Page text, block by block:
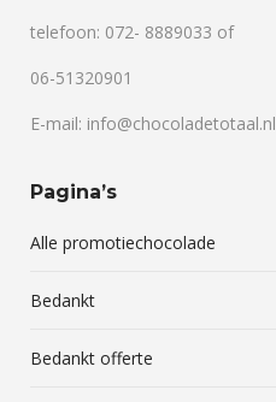
telefoon: 072- 8889033 of
06-51320901
E-mail: info@chocoladetotaal.nl
Pagina’s
Alle promotiechocolade
Bedankt
Bedankt offerte